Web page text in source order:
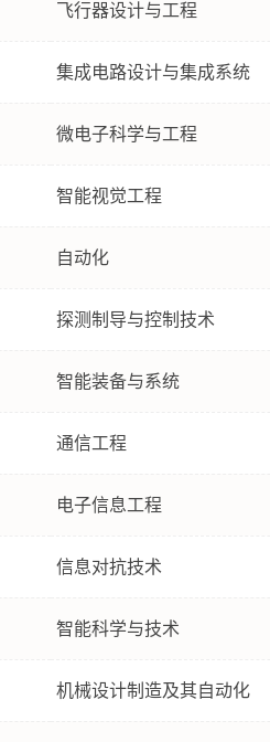
飞行器设计与工程
集成电路设计与集成系统
微电子科学与工程
智能视觉工程
自动化
探测制导与控制技术
智能装备与系统
通信工程
电子信息工程
信息对抗技术
智能科学与技术
机械设计制造及其自动化